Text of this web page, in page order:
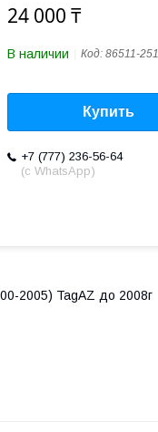
24 000 ₸
В наличии Код: 86511-
Купить
+7 (777) 236-56-64
(с WhatsApp)
2005) TagAZ до 2008г